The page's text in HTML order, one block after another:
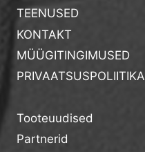
TEENUSED
KONTAKT
MÜÜGITINGIMUSED
PRIVAATSUSPOLIITIKA
Tooteuudised
Partnerid